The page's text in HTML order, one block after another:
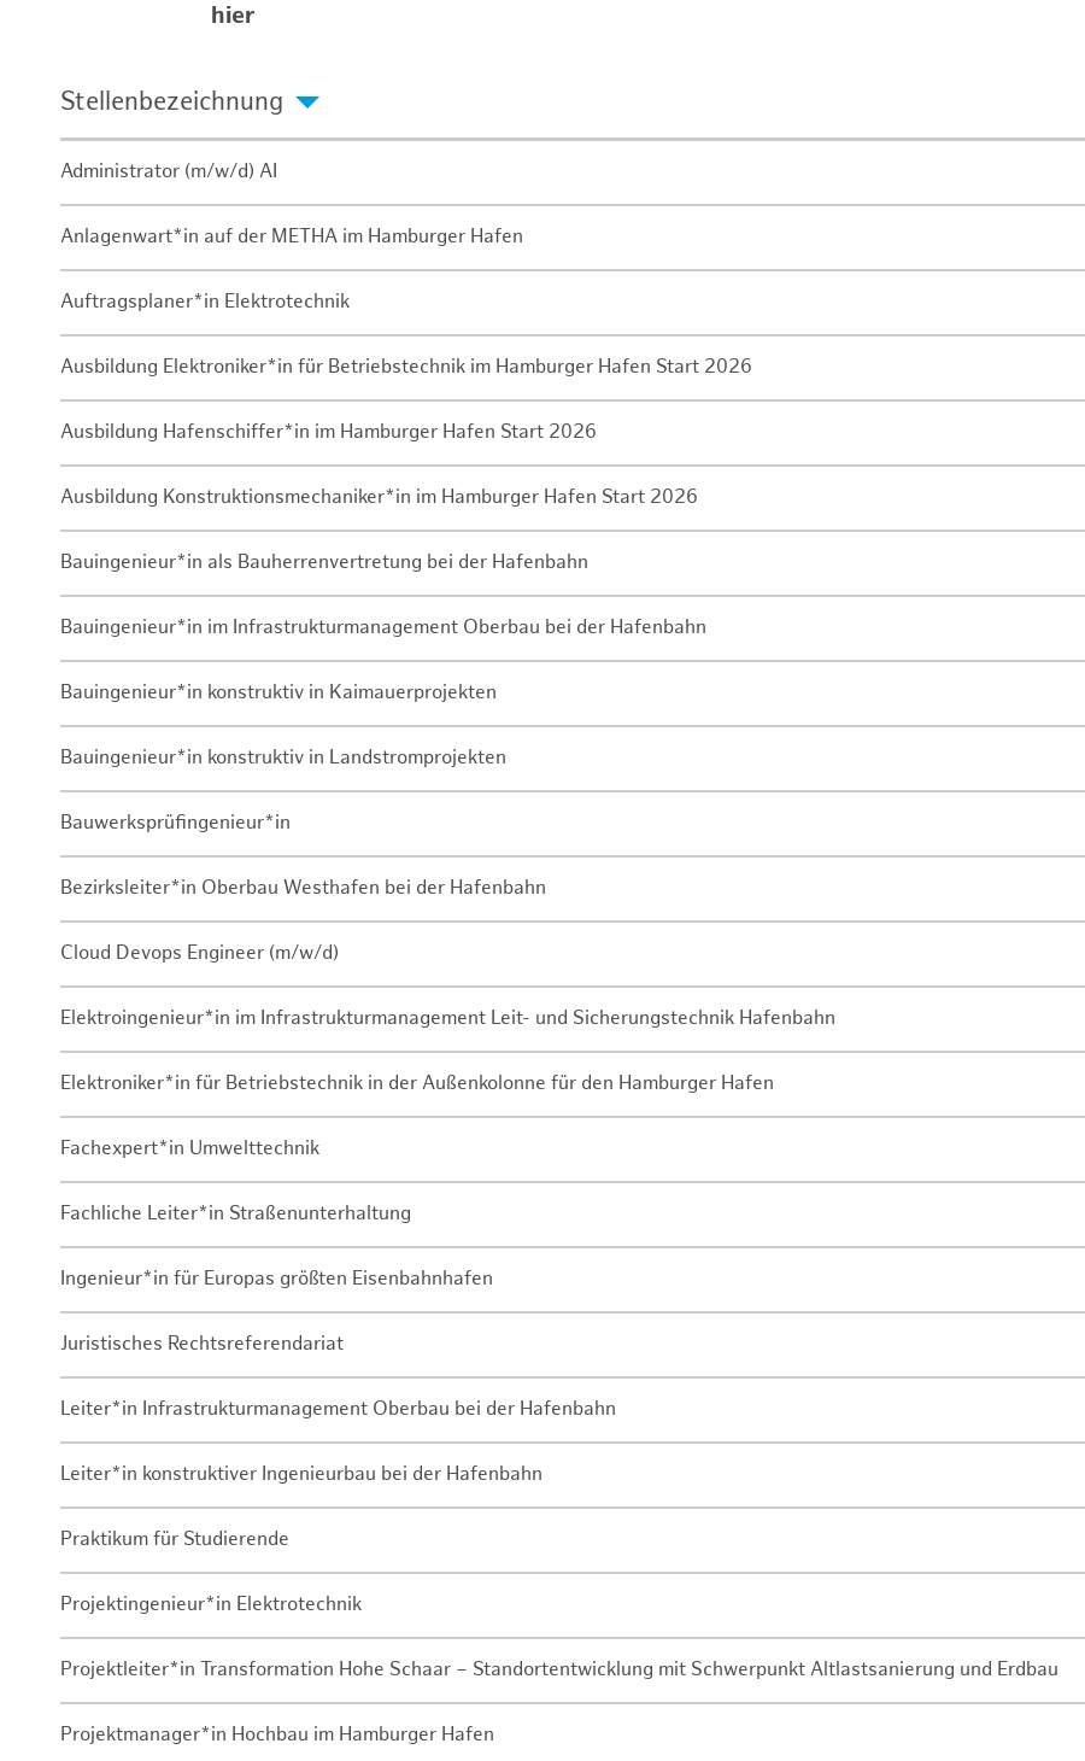
hier
Stellenbezeichnung
Administrator (m/w/d) AI
Anlagenwart*in auf der METHA im Hamburger Hafen
Auftragsplaner*in Elektrotechnik
Ausbildung Elektroniker*in für Betriebstechnik im Hamburger Hafen Start 2026
Ausbildung Hafenschiffer*in im Hamburger Hafen Start 2026
Ausbildung Konstruktionsmechaniker*in im Hamburger Hafen Start 2026
Bauingenieur*in als Bauherrenvertretung bei der Hafenbahn
Bauingenieur*in im Infrastrukturmanagement Oberbau bei der Hafenbahn
Bauingenieur*in konstruktiv in Kaimauerprojekten
Bauingenieur*in konstruktiv in Landstromprojekten
Bauwerksprüfingenieur*in
Bezirksleiter*in Oberbau Westhafen bei der Hafenbahn
Cloud Devops Engineer (m/w/d)
Elektroingenieur*in im Infrastrukturmanagement Leit- und Sicherungstechnik Hafenbahn
Elektroniker*in für Betriebstechnik in der Außenkolonne für den Hamburger Hafen
Fachexpert*in Umwelttechnik
Fachliche Leiter*in Straßenunterhaltung
Ingenieur*in für Europas größten Eisenbahnhafen
Juristisches Rechtsreferendariat
Leiter*in Infrastrukturmanagement Oberbau bei der Hafenbahn
Leiter*in konstruktiver Ingenieurbau bei der Hafenbahn
Praktikum für Studierende
Projektingenieur*in Elektrotechnik
Projektleiter*in Transformation Hohe Schaar – Standortentwicklung mit Schwerpunkt Altlastsanierung und Erdbau
Projektmanager*in Hochbau im Hamburger Hafen